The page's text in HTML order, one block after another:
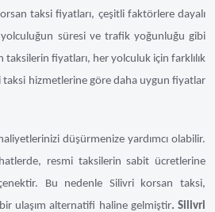
taksi fiyatları, çeşitli faktörlere dayalı
süresi ve trafik yoğunluğu gibi
taksilerin fiyatları, her yolculuk için farklılık
taksi hizmetlerine göre daha uygun fiyatlar
düşürmenize yardımcı olabilir.
resmi taksilerin sabit ücretlerine
Bu nedenle Silivri korsan taksi,
ulaşım alternatifi haline gelmiştir. Silivri